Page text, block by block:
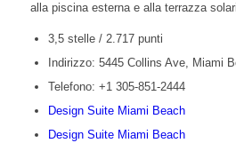
alla piscina esterna e alla terrazza
3,5 stelle / 2.717 punti
Indirizzo: 5445 Collins Ave, Miami
Telefono: +1 305-851-2444
Design Suite Miami Beach
Design Suite Miami Beach